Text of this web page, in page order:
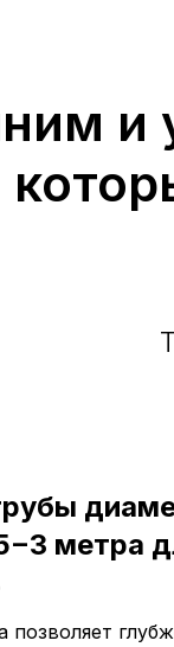
и
метра
позволяет